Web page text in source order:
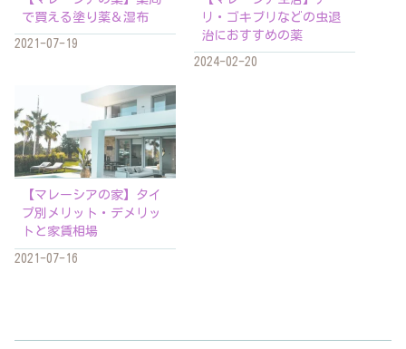
で買える塗り薬＆湿布
2021-07-19
リ・ゴキブリなどの虫退
治におすすめの薬
2024-02-20
【マレーシアの家】タイ
プ別メリット・デメリッ
トと家賃相場
2021-07-16